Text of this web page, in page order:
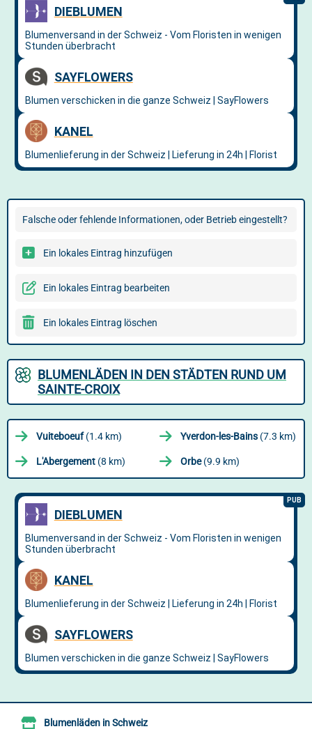
Falsche oder fehlende Informationen, oder Betrieb eingestellt?
Ein lokales Eintrag hinzufügen
Ein lokales Eintrag bearbeiten
Ein lokales Eintrag löschen
BLUMENLÄDEN IN DEN STÄDTEN RUND UM
SAINTE-CROIX
Vuiteboeuf(1.4 km) Yverdon-les-Bains (7.3 km)
L'Abergement (8 km) Orbe(9.9 km)
Blumenläden in Schweiz